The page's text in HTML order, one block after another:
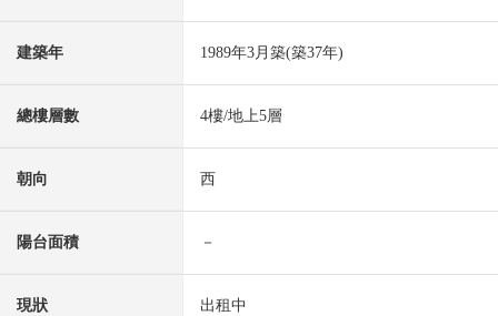
建築年 1989年3月築(築37年)
總樓層數 4樓/地上5層
朝向 西
陽台面積 －
現狀 出租中